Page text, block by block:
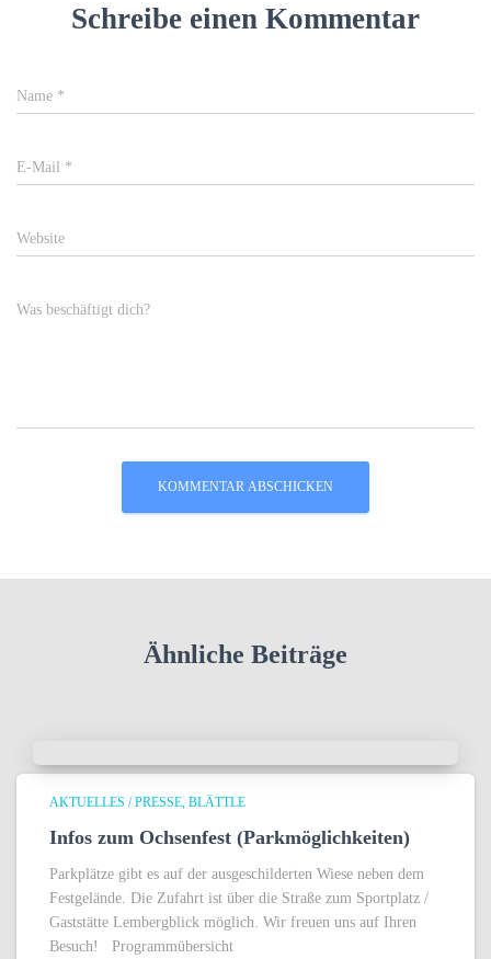
Schreibe einen Kommentar
Name *
E-Mail *
Website
Was beschäftigt dich?
Ähnliche Beiträge
AKTUELLES / PRESSE BLÄTTLE
Infos zum Ochsenfest (Parkmöglichkeiten)
Parkplätze gibt es auf der ausgeschilderten Wiese neben dem
Festgelände. Die Zufahrt ist über die Straße zum Sportplatz /
Gaststätte Lembergblick möglich. Wir freuen uns auf Ihren
Besuch! Programmübersicht